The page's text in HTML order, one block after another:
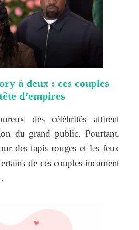
à deux : ces couples
d’empires
des célébrités attirent
du grand public. Pourtant,
des tapis rouges et les feux
de ces couples incarnent